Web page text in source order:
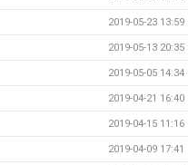
2019-05-23 13:59
2019-05-13 20:35
2019-05-05 14:34
2019-04-21 16:40
2019-04-15 11:16
2019-04-09 17:41